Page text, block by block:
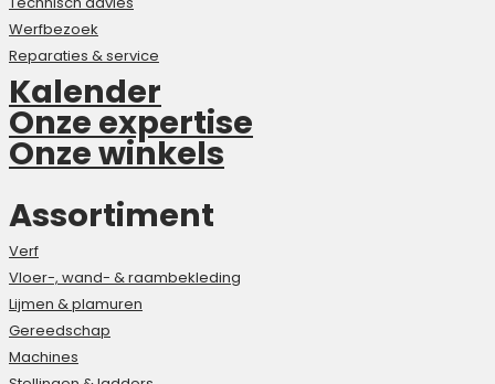
Werfbezoek
Reparaties & service
Kalender
Onze expertise
Onze winkels
Assortiment
Verf
Vloer-, wand- & raambekleding
Lijmen & plamuren
Gereedschap
Machines